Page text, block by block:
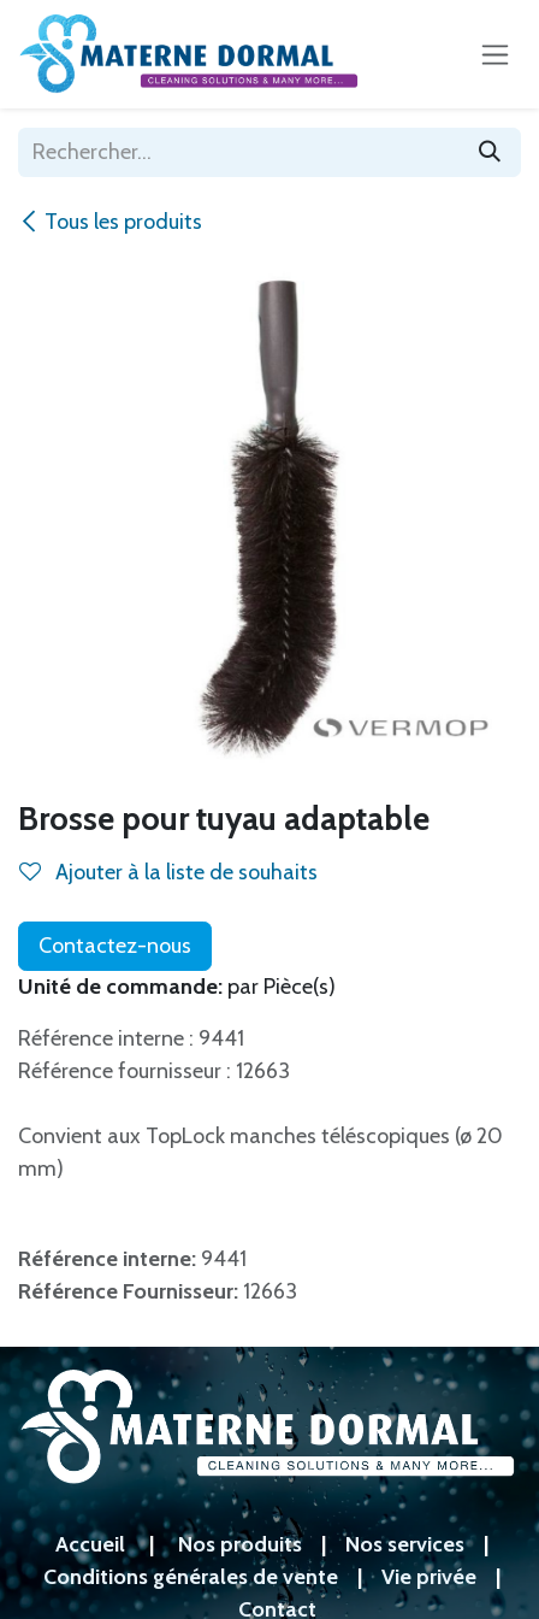
Se rendre au contenu
Tous les produits
Brosse pour tuyau adaptable
Ajouter à la liste de souhaits
Contactez-nous
Unité de commande: par Pièce(s)
Référence interne : 9441
Référence fournisseur : 12663
Convient aux TopLock manches téléscopiques (ø 20
mm)
Référence interne: 9441
Référence Fournisseur: 12663
Accueil|Nos produits|Nos services|
Conditions générales de vente | Vie privée |
Contact